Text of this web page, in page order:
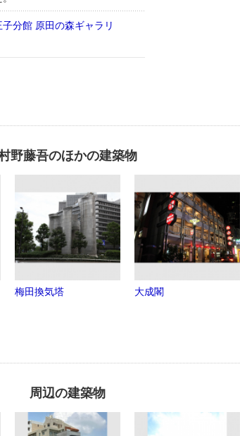
分館 原田の森ギャラリ
野藤吾のほかの建築物
梅田換気塔 大成閣
周辺の建築物